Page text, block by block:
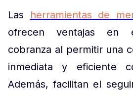
Las herramientas de
ofrecen ventajas en
cobranza al permitir una
inmediata y eficiente
Además, facilitan el